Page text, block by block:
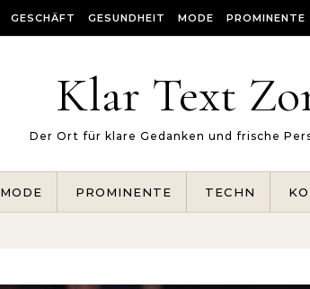
GESCHÄFT GESUNDHEIT MODE PROMINENTE
Klar Text
Der Ort für klare Gedanken und frische
MODE PROMINENTE TECHN